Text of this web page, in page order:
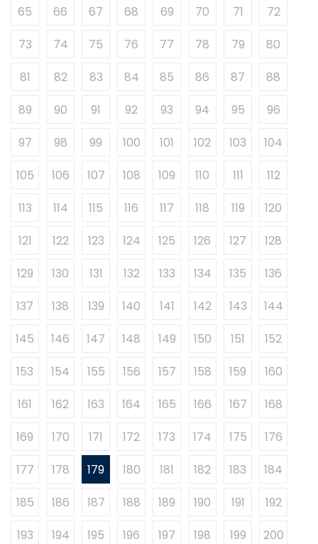
65
66 67 68 69 70 71
72
73
74 75 76 77 78 79
80
81
82 83 84 85 86 87
88
89
90 91 92 93 94 95
96
97
98 99 100 101 102 103
104
105
106 107 108 109 110 111
112
113
114 115 116 117 118 119
120
121
122 123 124 125 126 127
128
129
130 131 132 133 134 135
136
137
138 139 140 141 142 143
144
145
146 147 148 149 150 151
152
153
154 155 156 157 158 159
160
161
162 163 164 165 166 167
168
169
170 171 172 173 174 175
176
177
178 179 180 181 182 183
184
185
186 187 188 189 190 191
192
193
194 195 196 197 198 199
200